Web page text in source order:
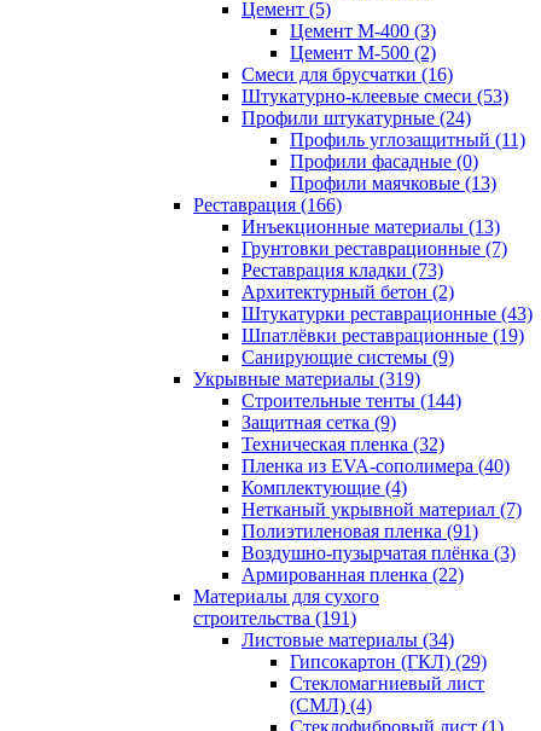
Цемент (5)
Цемент М-400 (3)
Цемент М-500 (2)
Смеси для брусчатки (16)
Штукатурно-клеевые смеси (53)
Профили штукатурные (24)
Профиль углозащитный (11)
Профили фасадные (0)
Профили маячковые (13)
Реставрация (166)
Инъекционные материалы (13)
Грунтовки реставрационные (7)
Реставрация кладки (73)
Архитектурный бетон (2)
Штукатурки реставрационные (43)
Шпатлёвки реставрационные (19)
Санирующие системы (9)
Укрывные материалы (319)
Строительные тенты (144)
Защитная сетка (9)
Техническая пленка (32)
Пленка из EVA-сополимера (40)
Комплектующие (4)
Нетканый укрывной материал (7)
Полиэтиленовая пленка (91)
Воздушно-пузырчатая плёнка (3)
Армированная пленка (22)
Материалы для сухого
строительства (191)
Листовые материалы (34)
Гипсокартон (ГКЛ) (29)
Стекломагниевый лист
(СМЛ) (4)
Cтеклофибровый лист (1)